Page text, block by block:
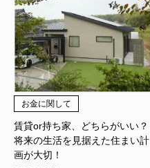
お金に関して
賃貸or持ち家、どちらがいい？
将来の生活を見据えた住まい計
画が大切！